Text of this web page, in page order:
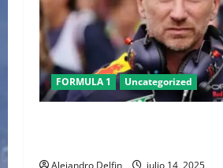
FORMULA 1 Uncategorized
Alejandro Delfin julio 14, 2025